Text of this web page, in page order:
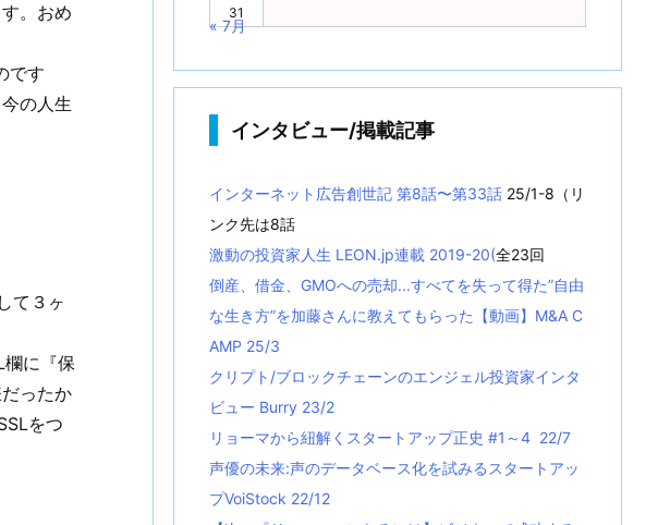
。おめ
です
の人生
て３ヶ
に『保
ったか
をつ
31
« 7月
インタビュー/掲載記事
インターネット広告創世記 第8話〜第33話 25/1-8（リ
ンク先は8話
激動の投資家人生 LEON.jp連載 2019-20(全23回
倒産、借金、GMOへの売却...すべてを失って得た”自由
な生き方”を加藤さんに教えてもらった【動画】M&A C
AMP 25/3
クリプト/ブロックチェーンのエンジェル投資家インタ
ビュー Burry 23/2
リョーマから紐解くスタートアップ正史 #1～4 22/7
声優の未来:声のデータベース化を試みるスタートアッ
プVoiStock 22/12